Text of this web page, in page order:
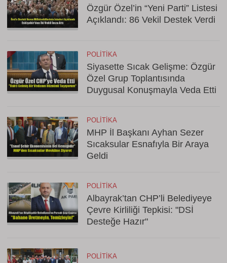
Özgür Özel’in “Yeni Parti” Listesi
Açıklandı: 86 Vekil Destek Verdi
POLITIKA
Siyasette Sıcak Gelişme: Özgür
Özel Grup Toplantısında
Duygusal Konuşmayla Veda Etti
POLITIKA
MHP İl Başkanı Ayhan Sezer
Sıcaksular Esnafıyla Bir Araya
Geldi
POLITIKA
Albayrak’tan CHP’li Belediyeye
Çevre Kirliliği Tepkisi: "DSİ
Desteğe Hazır"
POLITIKA